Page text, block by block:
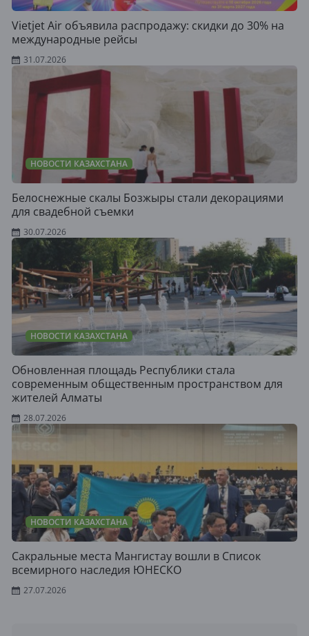
Vietjet Air объявила распродажу: скидки до 30% на
международные рейсы
31.07.2026
НОВОСТИ КАЗАХСТАНА
Белоснежные скалы Бозжыры стали декорациями
для свадебной съемки
30.07.2026
НОВОСТИ КАЗАХСТАНА
Обновленная площадь Республики стала
современным общественным пространством для
жителей Алматы
28.07.2026
НОВОСТИ КАЗАХСТАНА
Сакральные места Мангистау вошли в Список
всемирного наследия ЮНЕСКО
27.07.2026